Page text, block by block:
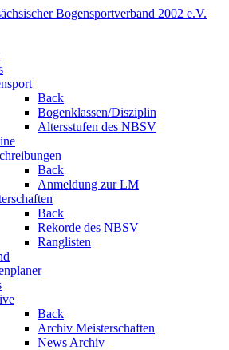
Back
Bogenklassen/Disziplin
Altersstufen des NBSV
Back
Anmeldung zur LM
Back
Rekorde des NBSV
Ranglisten
Back
Archiv Meisterschaften
News Archiv